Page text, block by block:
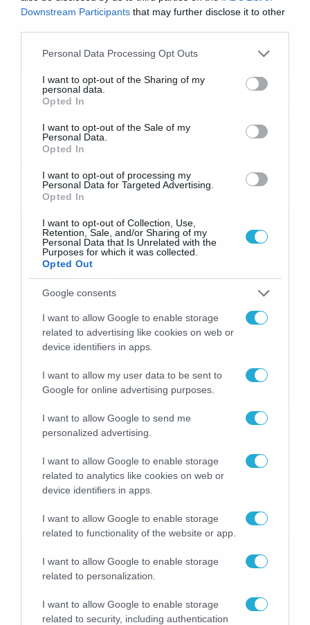
Downstream Participants that may further disclose it to other
Please note that this website/app uses one or more Google
not limited to your visit or usage behaviour. You may click to
grant or deny consent to Google and its third-party tags to
use your data for below specified purposes in below Google
consent section.
Personal Data Processing Opt Outs
I want to opt-out of the Sharing of my
personal data.
Opted In
I want to opt-out of the Sale of my
Personal Data.
Opted In
I want to opt-out of processing my
Personal Data for Targeted Advertising.
Opted In
I want to opt-out of Collection, Use,
Retention, Sale, and/or Sharing of my
Personal Data that Is Unrelated with the
Purposes for which it was collected.
Opted Out
Google consents
I want to allow Google to enable storage
related to advertising like cookies on web or
device identifiers in apps.
I want to allow my user data to be sent to
Google for online advertising purposes.
I want to allow Google to send me
personalized advertising.
I want to allow Google to enable storage
related to analytics like cookies on web or
device identifiers in apps.
I want to allow Google to enable storage
related to functionality of the website or app.
I want to allow Google to enable storage
related to personalization.
I want to allow Google to enable storage
related to security, including authentication
30/04/2015 11:17
Βαρουφάκης: «Ούτε μια σπιθαμή από τις
κόκκινες γραμμές το πολυνομοσχέδιο»
Στη διάψευση των σεναρίων που μιλούν για μείωση των
συνταξιοδοτήσεων, την αύξηση του ΦΠΑ και την
ακύρωση της δέσμευσης για καταβολή της 13ης
σύνταξης στους χαμηλοσυνταξιούχους προχώρησε ο
υπουργός Οικονομικών, Γ. Βαρουφάκης. Ο Υπουργός
Οικονομικών, Γιάνης Βαρουφάκης, μιλώντας στο Κόκκινο
εκτίμησε ότι σύντομα θα επιτευχθεί ενδιάμεση
συμφωνία που θα ανοίξει […]
25/02/2015 13:14
Κυριάκος Μητσοτάκης καλεί Βαρουφάκη
Τις λεπτομέρειες επί της διαδικασίας κύρωσης της
νέας σύμβασης – συμφωνίας της κυβέρνησης με τους
Γιάννη Βαρουφάκη, ο Κυριάκος Μητσοτάκης. Ερώτηση με
την οποία ζητάει από τον Υπουργό Οικονομικών, Γιάνη
Βαρουφάκη, το πότε και με ποια διαδικασία θα
επικυρώσει η Κυβέρνηση την παράταση της Κύριας
Σύμβασης […]